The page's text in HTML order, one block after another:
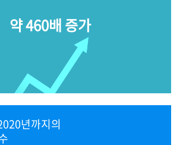
약 460배 증가
년까지의